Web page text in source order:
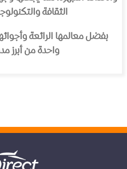
الثقافة
بفضل معالمها الرائعة
واحدة من أبرز